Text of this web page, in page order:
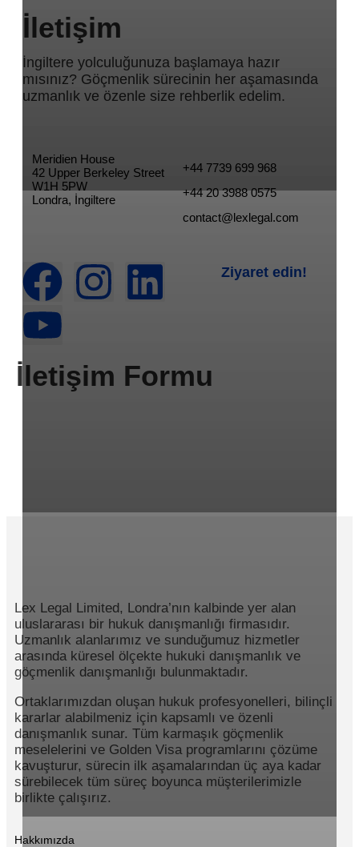
İletişim
İngiltere yolculuğunuza başlamaya hazır
mısınız? Göçmenlik sürecinin her aşamasında
uzmanlık ve özenle size rehberlik edelim.
Meridien House
42 Upper Berkeley Street
W1H 5PW
Londra, İngiltere
+44 7739 699 968
+44 20 3988 0575
contact@lexlegal.com
Ziyaret edin!
İletişim Formu
Lex Legal Limited, Londra’nın kalbinde yer alan
uluslararası bir hukuk danışmanlığı firmasıdır.
Uzmanlık alanlarımız ve sunduğumuz hizmetler
arasında küresel ölçekte hukuki danışmanlık ve
göçmenlik danışmanlığı bulunmaktadır.
Ortaklarımızdan oluşan hukuk profesyonelleri, bilinçli
kararlar alabilmeniz için kapsamlı ve özenli
danışmanlık sunar. Tüm karmaşık göçmenlik
meselelerini ve Golden Visa programlarını çözüme
kavuşturur, sürecin ilk aşamalarından üç aya kadar
sürebilecek tüm süreç boyunca müşterilerimizle
birlikte çalışırız.
Hakkımızda